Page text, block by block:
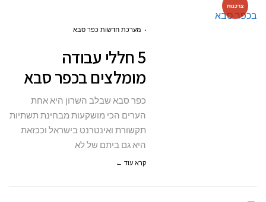
צרכנות
בכפר
מערכת חדשות כפר סבא
5 חללי עבודה
מומלצים בכפר סבא
כפר סבא שבלב השרון היא אחת
הערים הכי מושקעות מבחינת תשתיות
תקשורת ואינטרנט בישראל וככזאת
היא גם ביתם של לא
קרא עוד ←